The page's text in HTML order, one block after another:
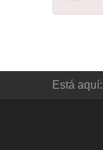
Está aquí: